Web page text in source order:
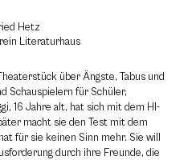
Hetz
Literaturhaus
über Ängste, Tabus und
Schauspielern für Schüler,
16 Jahre alt, hat sich mit dem HI-
macht sie den Test mit dem
für sie keinen Sinn mehr. Sie will
durch ihre Freunde, die